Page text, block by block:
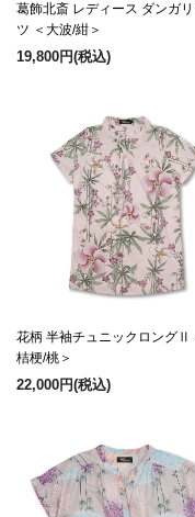
葛飾北斎 レディース ダンガ
ツ ＜大波/紺＞
19,800円(税込)
花柄 半袖チュニックロングⅡ
桔梗/桃＞
22,000円(税込)